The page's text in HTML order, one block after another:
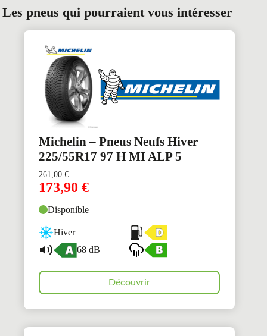
Les pneus qui pourraient vous intéresser
Michelin – Pneus Neufs Hiver
225/55R17 97 H MI ALP 5
261,00€
173,90 €
Disponible
Hiver
68 dB
Découvrir